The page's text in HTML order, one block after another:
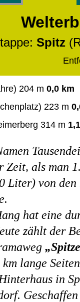
Spitz
204 m 0,0 km
223 m
314 m
Zeit, als man
Liter) von den
hat eine
zählt der
km lange
in